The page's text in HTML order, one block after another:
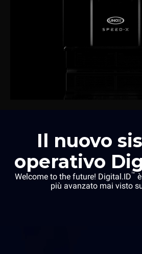
Il nuovo
operativo
Welcome to the future! Digital.ID™
più avanzato mai visto